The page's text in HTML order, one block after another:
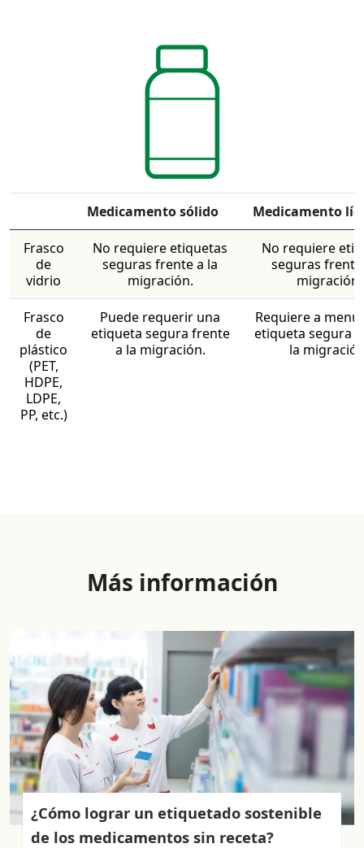
Medicamento sólido Medicamento
Frasco
de
vidrio
No requiere etiquetas
seguras frente a la
migración.
No requiere
seguras frente
migración.
Frasco
de
plástico
(PET,
HDPE,
LDPE,
PP, etc.)
Puede requerir una
etiqueta segura frente
a la migración.
Requiere a
etiqueta segura
la
Más información
¿Cómo lograr un etiquetado sostenible
de los medicamentos sin receta?